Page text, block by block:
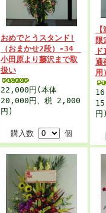
おめでとうスタンド!
（おまかせ2段）-34
小田原より藤沢まで取
扱い
22,000円 (本体
20,000円、税 2,000
円)
購入数 個
通
用